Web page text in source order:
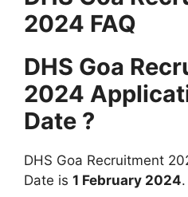
2024 FAQ
DHS Goa
2024
Date ?
DHS Goa Recruitment
Date is 1 February 2024.